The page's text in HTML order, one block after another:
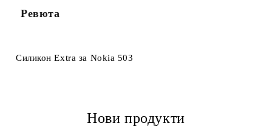
Ревюта
Силикон Extra за Nokia 503
Нови продукти